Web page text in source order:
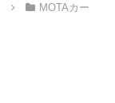
MOTAカー